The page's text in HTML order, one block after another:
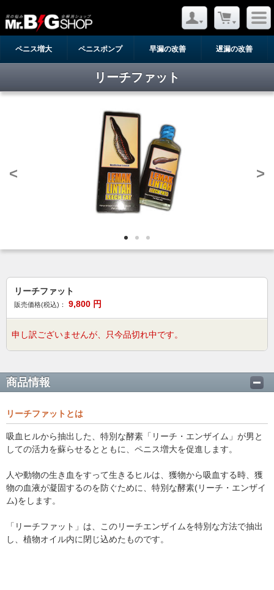
ペニス増大 ペニスポンプ 早漏の改善 遅漏の改善
リーチファット
< >
リーチファット
販売価格(税込)： 9,800 円
申し訳ございませんが、只今品切れ中です。
商品情報
リーチファットとは
吸血ヒルから抽出した、特別な酵素「リーチ・エンザイム」が男と
しての活力を蘇らせるとともに、ペニス増大を促進します。
人や動物の生き血をすって生きるヒルは、獲物から吸血する時、獲
物の血液が凝固するのを防ぐために、特別な酵素(リーチ・エンザイ
ム)をします。
「リーチファット」は、このリーチエンザイムを特別な方法で抽出
し、植物オイル内に閉じ込めたものです。